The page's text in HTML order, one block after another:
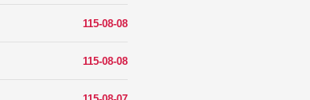
115-08-08
115-08-08